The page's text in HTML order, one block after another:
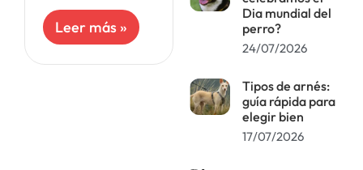
compañía de tu
fiel amigo, hay
consideraciones
Leer más »
Dia mundial del
perro?
24/07/2026
Tipos de arnés:
guía rápida para
elegir bien
17/07/2026